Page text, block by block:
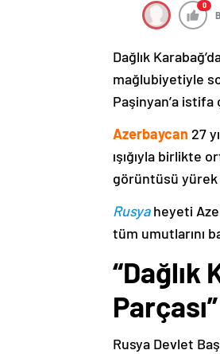
0
Dağlık
mağlubiyetiyle
Paşinyan’a
Azerbaycan 27
ışığıyla birlikte
görüntüsü
Rusyaheyeti
tüm umutlarını
“Dağlık
Parçası”
Rusya Devlet